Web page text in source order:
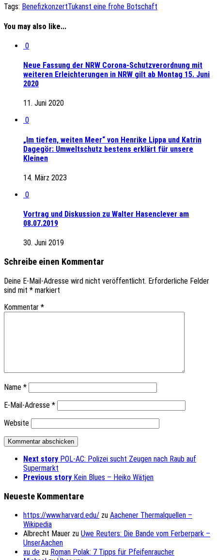
Tags: BenefizkonzertTukanst eine frohe Botschaft
You may also like...
0
Neue Fassung der NRW Corona-Schutzverordnung mit
weiteren Erleichterungen in NRW gilt ab Montag 15. Juni
2020
11. Juni 2020
0
„Im tiefen, weiten Meer“ von Henrike Lippa und Katrin
Dagegör: Umweltschutz bestens erklärt für unsere
Kleinen
14. März 2023
0
Vortrag und Diskussion zu Walter Hasenclever am
08.07.2019
30. Juni 2019
Schreibe einen Kommentar
Deine E-Mail-Adresse wird nicht veröffentlicht. Erforderliche Felder
sind mit * markiert
Kommentar *
Name *
E-Mail-Adresse *
Website
Next story POL-AC: Polizei sucht Zeugen nach Raub auf
Supermarkt
Previous story Kein Blues – Heiko Wätjen
Neueste Kommentare
https://www.harvard.edu/ zu Aachener Thermalquellen –
Wikipedia
Albrecht Mauer zu Uwe Reuters: Die Bande vom Ferberpark –
UnserAachen
xu de zu Roman Polak: 7 Tipps für Pfeifenraucher